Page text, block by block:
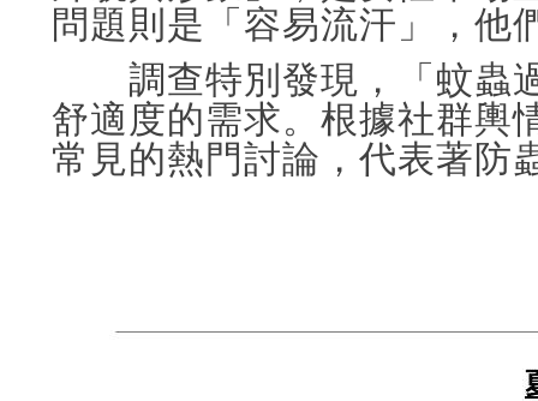
問題則是「容易流汗」，他
調查特別發現，「蚊蟲過
舒適度的需求。根據社群輿
常見的熱門討論，代表著防